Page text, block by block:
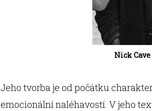
Nick
Jeho tvorba je od počátku
emocionální naléhavostí. V jeho